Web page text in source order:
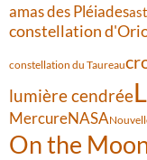
amas des Pléiades
constellation
constellation du Taureau
lumière cendrée
MercureNASA
On the